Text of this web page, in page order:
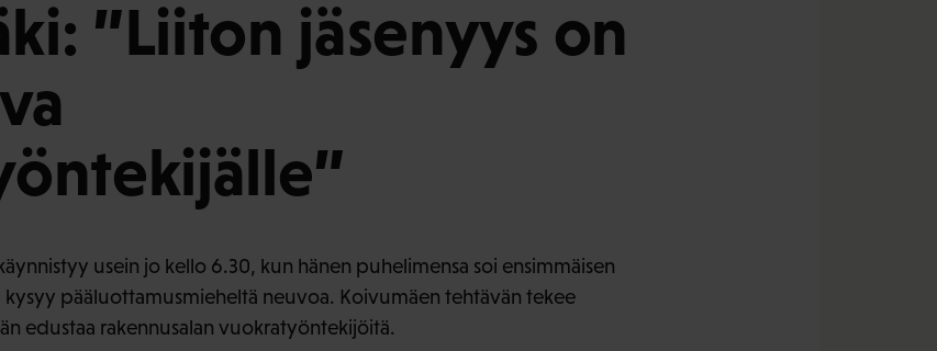
”Liiton jäsenyys on
usein jo kello 6.30, kun hänen puhelimensa soi ensimmäisen
pääluottamusmieheltä neuvoa. Koivumäen tehtävän tekee
edustaa rakennusalan vuokratyöntekijöitä.